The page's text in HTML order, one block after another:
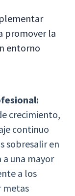
promover la
entorno
crecimiento,
continuo
sobresalir en
a una mayor
a los
metas